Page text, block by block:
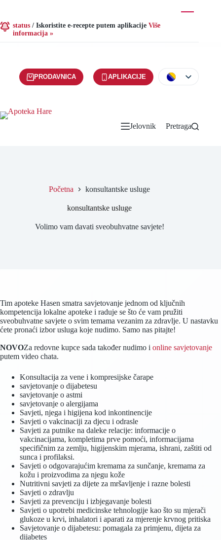
status / Iskoristite e-recepte putem aplikacije Više
informacija »
PRODAVNICA APLIKACIJE
Jelovnik Pretraga
Početna konsultantske usluge
konsultantske usluge
Volimo vam davati sveobuhvatne savjete!
Tim apoteke Hasen smatra savjetovanje jednom od ključnih
kompetencija lokalne apoteke i raduje se što će vam pružiti
sveobuhvatne savjete o svim temama vezanim za zdravlje. U nastavku
ćete pronaći izbor usluga koje nudimo. Samo nas pitajte!
NOVOZa redovne kupce sada također nudimo i online savjetovanje
putem video chata.
Konsultacija za vene i kompresijske čarape
savjetovanje o dijabetesu
savjetovanje o astmi
savjetovanje o alergijama
Savjeti, njega i higijena kod inkontinencije
Savjeti o vakcinaciji za djecu i odrasle
Savjeti za putnike na daleke relacije: informacije o
vakcinacijama, kompletima prve pomoći, informacijama
specifičnim za zemlju, higijenskim mjerama, ishrani, zaštiti od
sunca i profilaksi.
Savjeti o odgovarajućim kremama za sunčanje, kremama za
kožu i proizvodima za njegu kože
Nutritivni savjeti za dijete za mršavljenje i razne bolesti
Savjeti o zdravlju
Savjeti za prevenciju i izbjegavanje bolesti
Savjeti o upotrebi medicinske tehnologije kao što su mjerači
glukoze u krvi, inhalatori i aparati za mjerenje krvnog pritiska
Savjetovanje o dijabetesu: pomagala za primjenu, dijeta za
dijabetes